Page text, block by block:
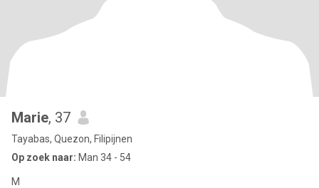
Marie, 37
Tayabas, Quezon, Filipijnen
Op zoek naar: Man 34 - 54
M